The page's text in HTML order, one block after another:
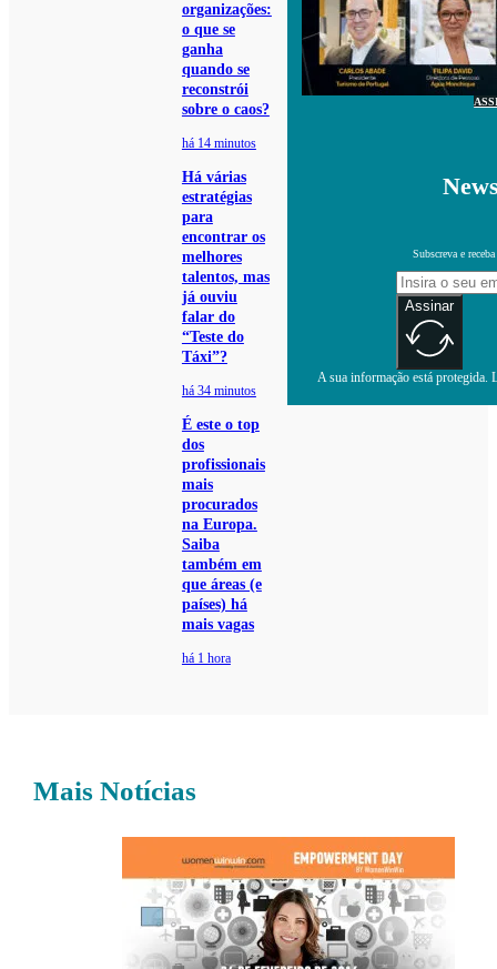
organizações:
o que se
ganha
quando se
reconstrói
sobre o caos?
há 14 minutos
Há várias
estratégias
para
encontrar os
melhores
talentos, mas
já ouviu
falar do
“Teste do
Táxi”?
há 34 minutos
É este o top
dos
profissionais
mais
procurados
na Europa.
Saiba
também em
que áreas (e
países) há
mais vagas
há 1 hora
Subscreva e
Assinar
A sua informação está protegida.
Mais Notícias